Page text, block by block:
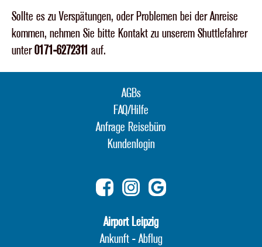
Sollte es zu Verspätungen, oder Problemen bei der Anreise
kommen, nehmen Sie bitte Kontakt zu unserem Shuttlefahrer
unter0171-6272311 auf.
AGBs
FAQ/Hilfe
Anfrage Reisebüro
Kundenlogin
Airport Leipzig
Ankunft-Abflug